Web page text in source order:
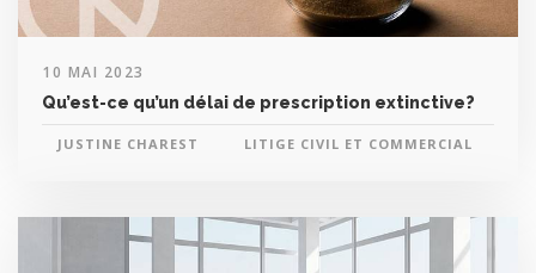
10 MAI 2023
Qu’est-ce qu’un délai de prescription extinctive?
JUSTINE CHAREST LITIGE CIVIL ET COMMERCIAL